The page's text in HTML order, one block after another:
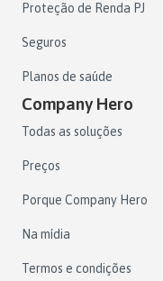
Proteção de Renda PJ
Seguros
Planos de saúde
Company Hero
Todas as soluções
Preços
Porque Company Hero
Na mídia
Termos e condições